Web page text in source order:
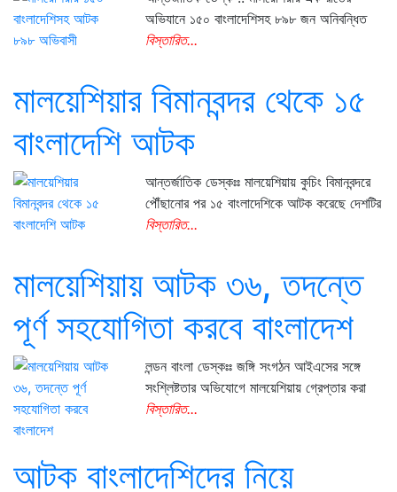
অভিযানে ১৫০ বাংলাদেশিসহ ৮৯৮ জন অনিবন্ধিত
বিস্তারিত...
মালয়েশিয়ার বিমানবন্দর থেকে ১৫
বাংলাদেশি আটক
আন্তর্জাতিক ডেস্কঃঃ মালয়েশিয়ায় কুচিং বিমানবন্দরে
পৌঁছানোর পর ১৫ বাংলাদেশিকে আটক করেছে দেশটির
বিস্তারিত...
মালয়েশিয়ায় আটক ৩৬, তদন্তে
পূর্ণ সহযোগিতা করবে বাংলাদেশ
লন্ডন বাংলা ডেস্কঃঃ জঙ্গি সংগঠন আইএসের সঙ্গে
সংশ্লিষ্টতার অভিযোগে মালয়েশিয়ায় গ্রেপ্তার করা
বিস্তারিত...
আটক বাংলাদেশিদের নিয়ে